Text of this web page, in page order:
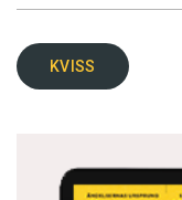
KVISS